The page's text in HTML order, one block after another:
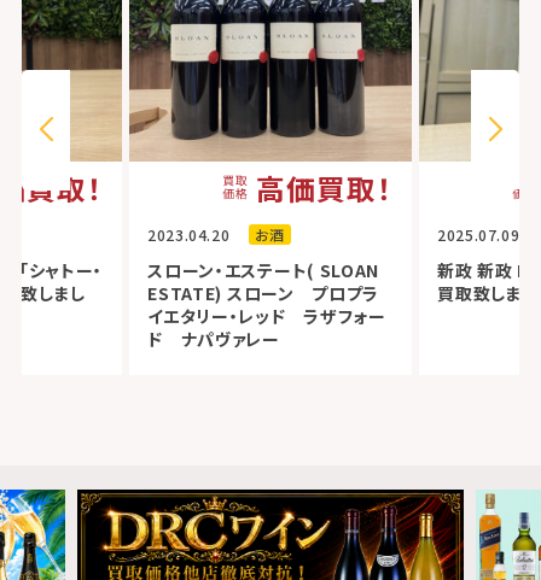
買取！
「シャトー・
致しまし
高価買取！
2023.04.20 お酒
スローン・エステート( SLOAN
ESTATE) スローン プロプラ
イエタリー・レッド ラザフォー
ド ナパヴァレー
2025.07.09
新政 新政
買取致しまし